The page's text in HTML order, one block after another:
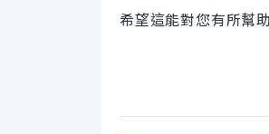
希望這能對您有所幫